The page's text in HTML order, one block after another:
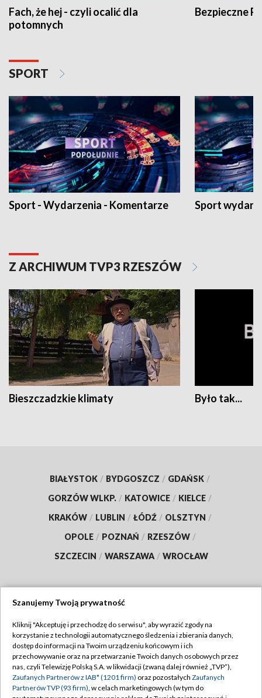
Fach, że hej - czyli ocalić dla
potomnych
Bezpieczne
SPORT
Sport - Wydarzenia - Komentarze Sport
Z ARCHIWUM TVP3 RZESZÓW
Bieszczadzkie klimaty Było tak...
BIAŁYSTOK / BYDGOSZCZ / GDAŃSK /
GORZÓW WLKP. / KATOWICE / KIELCE /
KRAKÓW / LUBLIN / ŁÓDŹ / OLSZTYN /
OPOLE / POZNAŃ / RZESZÓW /
SZCZECIN / WARSZAWA / WROCŁAW
TVP
Abonament TVP
Emisja w TVP
Centrum informacji TVP
Regulamin TVP
Polityka prywatności
Szanujemy Twoją prywatność
Kliknij "Akceptuję i przechodzę do serwisu", aby wyrazić zgody na
korzystanie z technologii automatycznego śledzenia i zbierania danych,
dostęp do informacji na Twoim urządzeniu końcowym i ich
przechowywanie oraz na przetwarzanie Twoich danych osobowych przez
nas, czyli Telewizję Polską S.A. w likwidacji (zwaną dalej również „TVP”),
Zaufanych Partnerów z IAB* (1201 firm) oraz pozostałych Zaufanych
Partnerów TVP (93 firm), w celach marketingowych (w tym do